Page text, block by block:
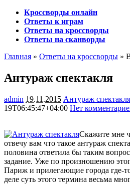
Кроссворды онлайн
Ответы к играм
Ответы на кроссворды
Ответы на сканворды
Главная » Ответы на кроссворды »
Антураж спектакля
admin 19.11.2015 Антураж спектакля
19T06:45:47+04:00 Нет
Скажите мне
отвечу вам что такое антураж
половина ответила бы таким
задание. Уже по произношению
Париж и прилегающие города где-
деле суть этого термина весьма